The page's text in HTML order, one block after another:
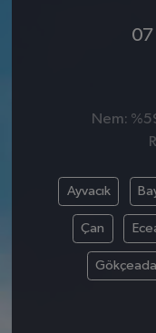
07
Nem:
Ayvacık
Çan
Gökçeada